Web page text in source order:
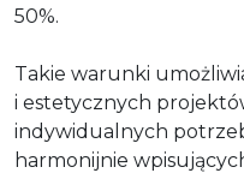
50%.
Takie warunki
i estetycznych
indywidualnych
harmonijnie